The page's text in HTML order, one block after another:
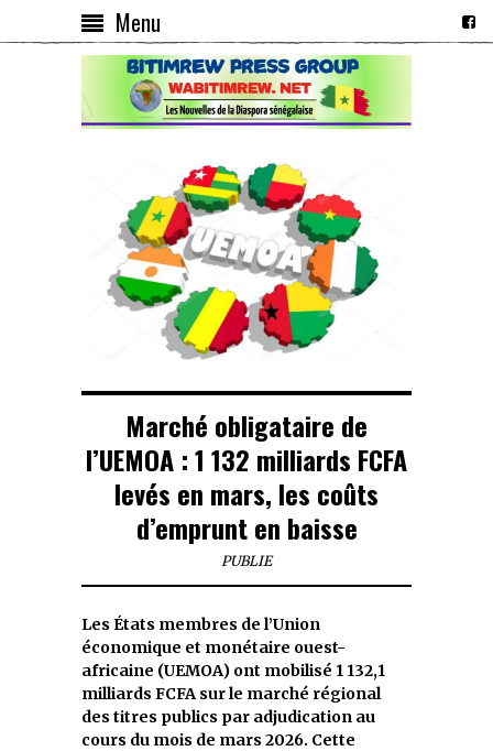
Menu
Marché obligataire de
l’UEMOA : 1 132 milliards FCFA
levés en mars, les coûts
d’emprunt en baisse
PUBLIE
Les États membres de l’Union
économique et monétaire ouest-
africaine (UEMOA) ont mobilisé 1 132,1
milliards FCFA sur le marché régional
des titres publics par adjudication au
cours du mois de mars 2026. Cette